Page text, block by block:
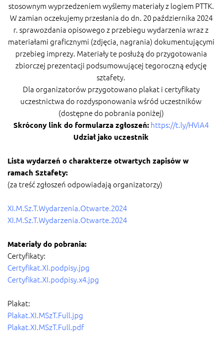
stosownym wyprzedzeniem wyślemy materiały z logiem PTTK.
W zamian oczekujemy przesłania do dn. 20 października 2024
r. sprawozdania opisowego z przebiegu wydarzenia wraz z
materiałami graficznymi (zdjęcia, nagrania) dokumentującymi
przebieg imprezy. Materiały te posłużą do przygotowania
zbiorczej prezentacji podsumowującej tegoroczną edycję
sztafety.
Dla organizatorów przygotowano plakat i certyfikaty
uczestnictwa do rozdysponowania wśród uczestników
(dostępne do pobrania poniżej)
Skrócony link do formularza zgłoszeń: https://t.ly/HViA4
Udział jako uczestnik
Lista wydarzeń o charakterze otwartych zapisów w
ramach Sztafety:
(za treść zgłoszeń odpowiadają organizatorzy)
XI.M.Sz.T.Wydarzenia.Otwarte.2024
XI.M.Sz.T.Wydarzenia.Otwarte.2024
Materiały do pobrania:
Certyfikaty:
Certyfikat.XI.podpisy.jpg
Certyfikat.XI.podpisy.x4.jpg
Plakat:
Plakat.XI.MSzT.Full.jpg
Plakat.XI.MSzT.Full.pdf